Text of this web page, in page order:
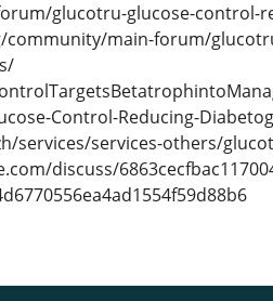
glucotru-glucose-control-
main-forum/
Control-Reducing-
services/services-others/
discuss/